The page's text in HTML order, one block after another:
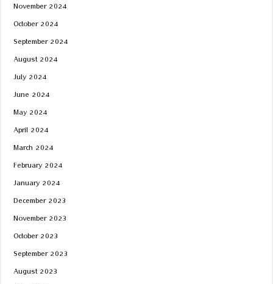
November 2024
October 2024
September 2024
August 2024
July 2024
June 2024
May 2024
April 2024
March 2024
February 2024
January 2024
December 2023
November 2023
October 2023
September 2023
August 2023